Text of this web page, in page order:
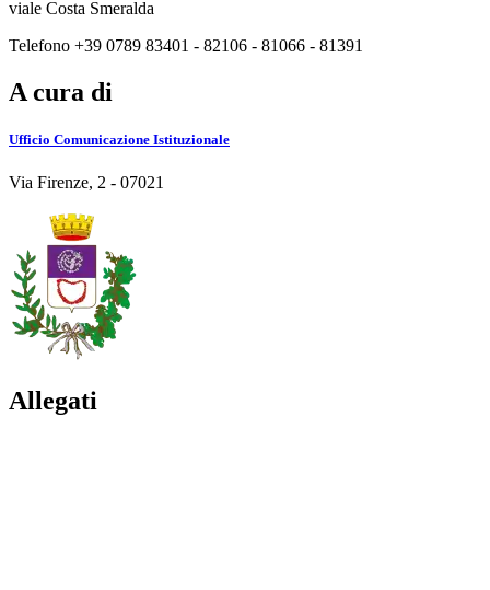
viale Costa Smeralda
Telefono +39 0789 83401 - 82106 - 81066 - 81391
A cura di
Ufficio Comunicazione Istituzionale
Via Firenze, 2 - 07021
Allegati